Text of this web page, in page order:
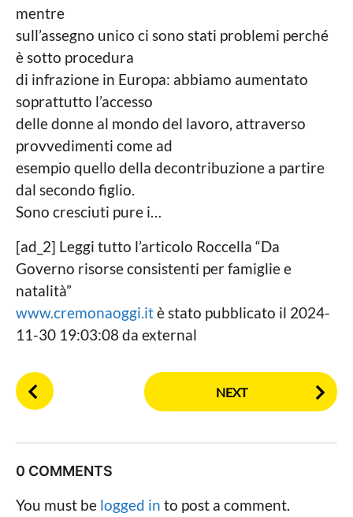
mentre
sull’assegno unico ci sono stati problemi perché
è sotto procedura
di infrazione in Europa: abbiamo aumentato
soprattutto l’accesso
delle donne al mondo del lavoro, attraverso
provvedimenti come ad
esempio quello della decontribuzione a partire
dal secondo figlio.
Sono cresciuti pure i…
[ad_2] Leggi tutto l’articolo Roccella “Da
Governo risorse consistenti per famiglie e
natalità”
www.cremonaoggi.itè stato pubblicato il 2024-
11-30 19:03:08 da external
P
o
P
a
g
NEXT
0 COMMENTS
You must be logged in to post a comment.